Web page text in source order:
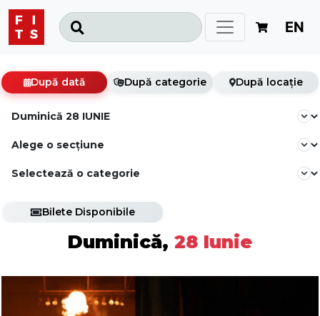
EN
După dată După categorie După locație
Bilete Disponibile
Duminică, 28 Iunie